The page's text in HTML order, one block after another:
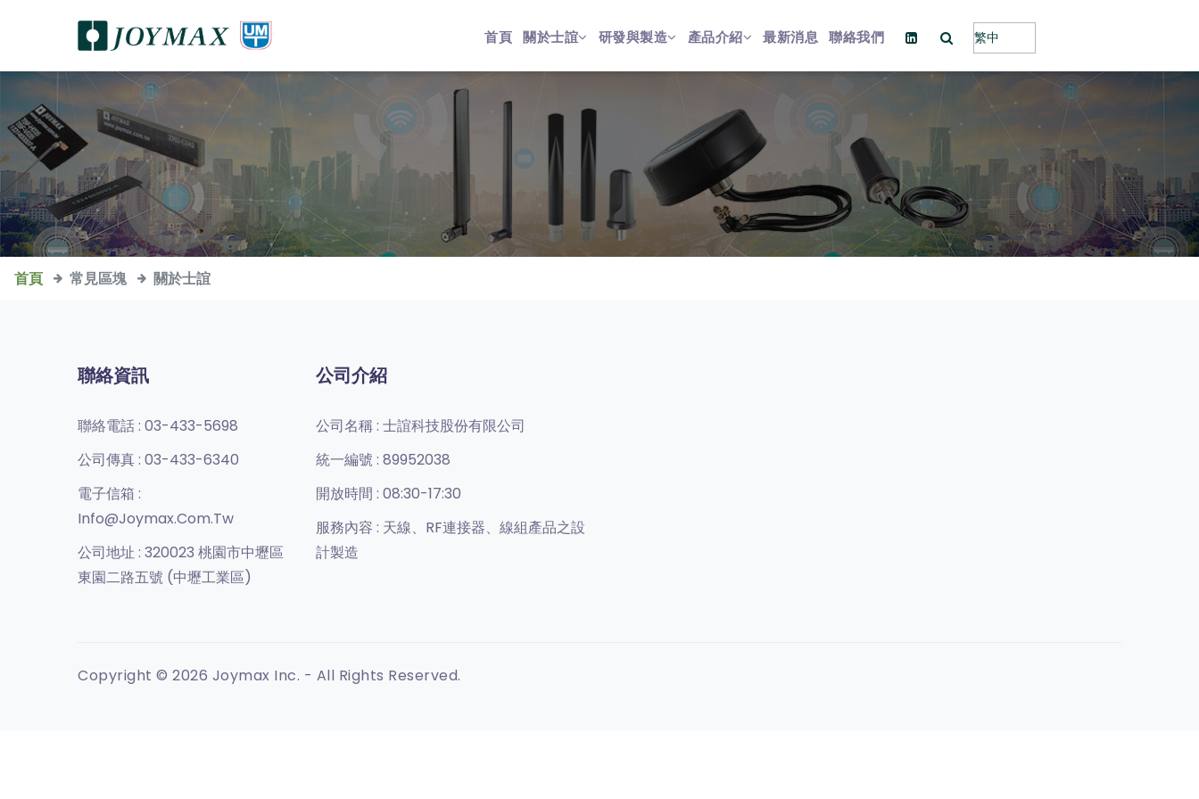
首頁 關於士誼 研發與製造 產品介紹 最新消息 聯絡我們
首頁 常見區塊 關於士誼
聯絡資訊
聯絡電話 : 03-433-5698
公司傳真 : 03-433-6340
電子信箱 :
Info@joymax.com.tw
公司地址 : 320023 桃園市中壢區
東園二路五號 (中壢工業區)
公司介紹
公司名稱 : 士誼科技股份有限公司
統一編號 : 89952038
開放時間 : 08:30-17:30
服務內容 : 天線、RF連接器、線組產品之設
計製造
Copyright © 2026 Joymax Inc. - All Rights Reserved.